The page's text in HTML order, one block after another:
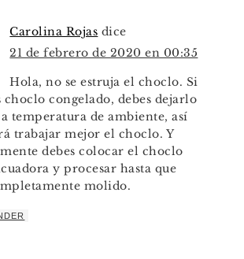
Carolina Rojas dice
21 de febrero de 2020 en 00:35
Hola, no se estruja el choclo. Si
choclo congelado, debes dejarlo
temperatura de ambiente, así
trabajar mejor el choclo. Y
debes colocar el choclo
y procesar hasta que
molido.